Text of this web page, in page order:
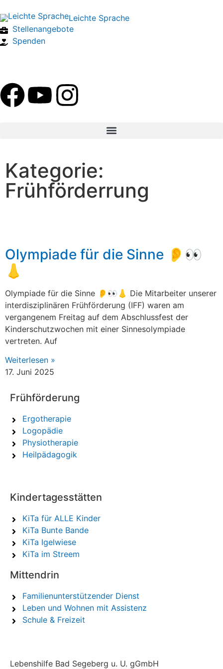
Leichte Sprache
Stellenangebote
Spenden
Kategorie:
Frühförderrung
Olympiade für die Sinne 👂👀
👃
Olympiade für die Sinne 👂👀👃 Die Mitarbeiter unserer
interdisziplinären Frühförderung (IFF) waren am
vergangenem Freitag auf dem Abschlussfest der
Kinderschutzwochen mit einer Sinnesolympiade
vertreten. Auf
Weiterlesen »
17. Juni 2025
Frühförderung
Ergotherapie
Logopädie
Physiotherapie
Heilpädagogik
Kindertagesstätten
KiTa für ALLE Kinder
KiTa Bunte Bande
KiTa Igelwiese
KiTa im Streem
Mittendrin
Familienunterstützender Dienst
Leben und Wohnen mit Assistenz
Schule & Freizeit
Lebenshilfe Bad Segeberg u. U. gGmbH